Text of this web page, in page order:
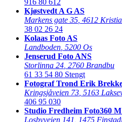
Kjøstvedt A G AS
Markens gate 35 4612
38 02 26 24
Kolaas Foto AS
Landboden 5200 Os
Jenserud Foto ANS
Storlinna 24 2760 Brandbu
61 33 54 80 Stengt
Fotograf Trond Erik
Kringsjåveien 73 5163
406 95 030
Studio Fredheim Foto360
Losbyveien 141
1475